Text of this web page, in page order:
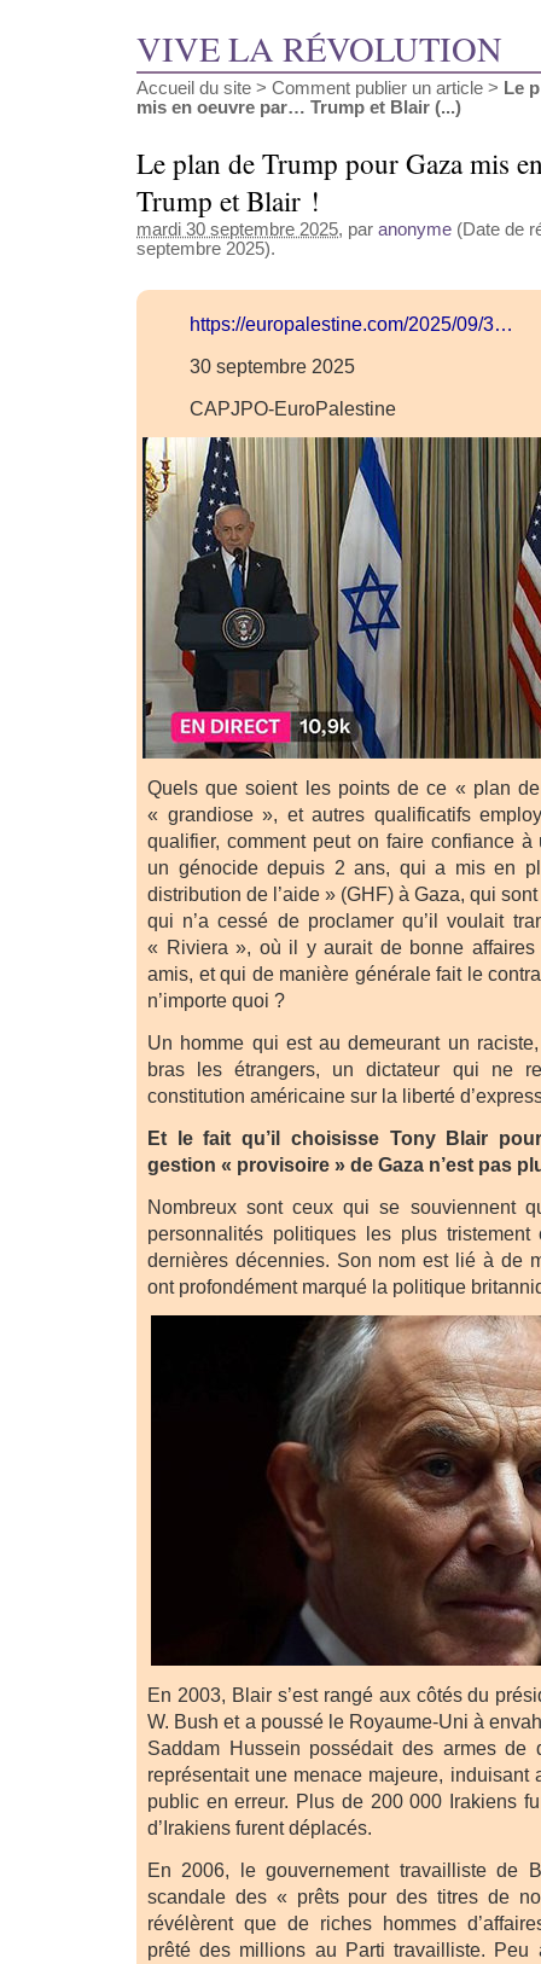
VIVE LA RÉVOLUTION
Accueil du site > Comment publier un article > Le
mis en oeuvre par… Trump et Blair (...)
Le plan de Trump pour Gaza mis
Trump et Blair !
mardi 30 septembre 2025, par anonyme (Date de
septembre 2025).
https://europalestine.com/2025/09/3…
30 septembre 2025
CAPJPO-EuroPalestine
Quels que soient les points de ce « plan
« grandiose », et autres qualificatifs
qualifier, comment peut on faire confiance
un génocide depuis 2 ans, qui a mis en
distribution de l’aide » (GHF) à Gaza, qui
qui n’a cessé de proclamer qu’il voulait
« Riviera », où il y aurait de bonne
amis, et qui de manière générale fait le
n’importe quoi ?
Un homme qui est au demeurant un
bras les étrangers, un dictateur qui ne
constitution américaine sur la liberté
Et le fait qu’il choisisse Tony Blair
gestion « provisoire » de Gaza n’est pas
Nombreux sont ceux qui se souviennent
personnalités politiques les plus
dernières décennies. Son nom est lié à de
ont profondément marqué la politique
En 2003, Blair s’est rangé aux côtés du
W. Bush et a poussé le Royaume-Uni à
Saddam Hussein possédait des armes de
représentait une menace majeure, induisant
public en erreur. Plus de 200 000 Irakiens
d’Irakiens furent déplacés.
En 2006, le gouvernement travailliste de
scandale des « prêts pour des titres de
révélèrent que de riches hommes
prêté des millions au Parti travailliste. Peu